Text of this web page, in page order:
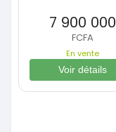
7 900 000
FCFA
En vente
Voir détails